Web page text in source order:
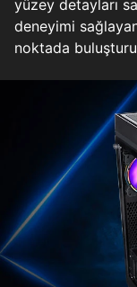
yüzey detayları
deneyimi
noktada